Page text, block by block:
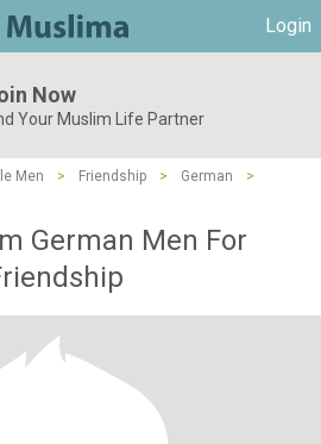
Login
Now
Your Muslim Life Partner
Men > Friendship > German
>
German Men For